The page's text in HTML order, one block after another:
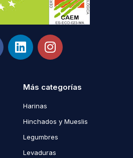
Más categorías
Harinas
Hinchados y Mueslis
Legumbres
Levaduras